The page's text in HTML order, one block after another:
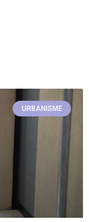
URBANISME